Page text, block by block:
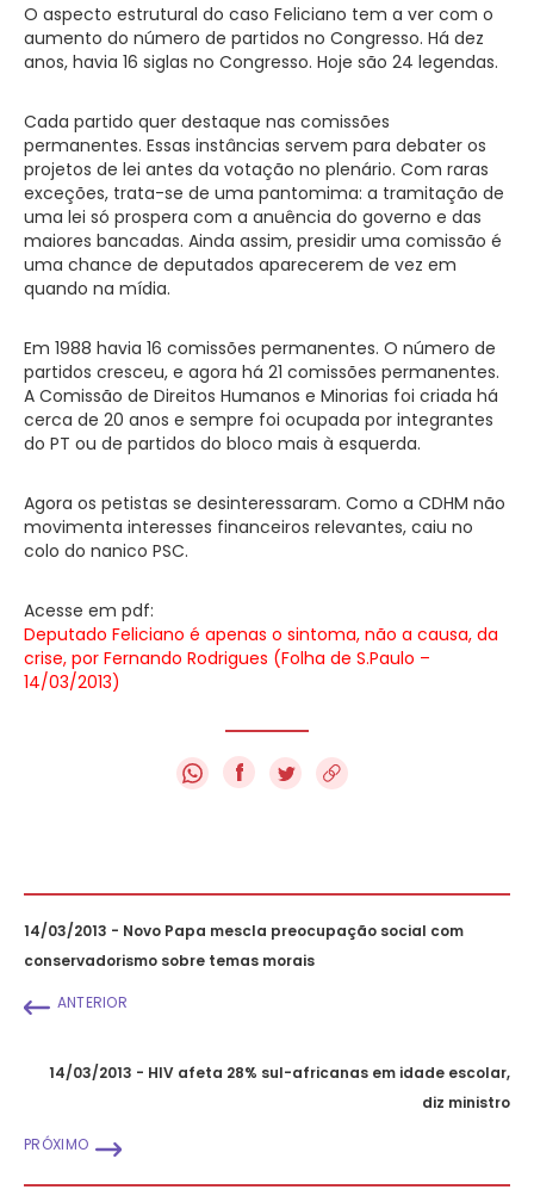
O aspecto estrutural do caso Feliciano tem a ver com o
aumento do número de partidos no Congresso. Há dez
anos, havia 16 siglas no Congresso. Hoje são 24 legendas.
Cada partido quer destaque nas comissões
permanentes. Essas instâncias servem para debater os
projetos de lei antes da votação no plenário. Com raras
exceções, trata-se de uma pantomima: a tramitação de
uma lei só prospera com a anuência do governo e das
maiores bancadas. Ainda assim, presidir uma comissão é
uma chance de deputados aparecerem de vez em
quando na mídia.
Em 1988 havia 16 comissões permanentes. O número de
partidos cresceu, e agora há 21 comissões permanentes.
A Comissão de Direitos Humanos e Minorias foi criada há
cerca de 20 anos e sempre foi ocupada por integrantes
do PT ou de partidos do bloco mais à esquerda.
Agora os petistas se desinteressaram. Como a CDHM não
movimenta interesses financeiros relevantes, caiu no
colo do nanico PSC.
Acesse em pdf:
Deputado Feliciano é apenas o sintoma, não a causa, da
crise, por Fernando Rodrigues (Folha de S.Paulo –
14/03/2013)
f
14/03/2013 - Novo Papa mescla preocupação social com
conservadorismo sobre temas morais
ANTERIOR
14/03/2013 - HIV afeta 28% sul-africanas em idade escolar,
diz ministro
PRÓXIMO